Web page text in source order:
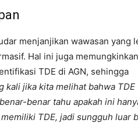
menjanjikan wawasan yang
Hal ini juga
TDE di AGN, sehingga
kali jika kita melihat bahwa TDE
benar tahu apakah ini
TDE, jadi sungguh luar